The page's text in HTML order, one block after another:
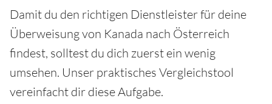
Damit du den richtigen Dienstleister für deine
Überweisung von Kanada nach Österreich
findest, solltest du dich zuerst ein wenig
umsehen. Unser praktisches Vergleichstool
vereinfacht dir diese Aufgabe.